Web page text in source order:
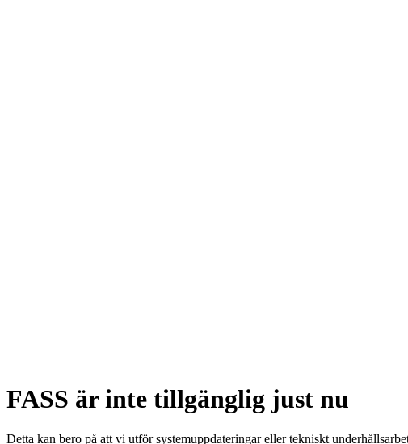
FASS är inte tillgänglig just nu
Detta kan bero på att vi utför systemuppdateringar eller tekniskt